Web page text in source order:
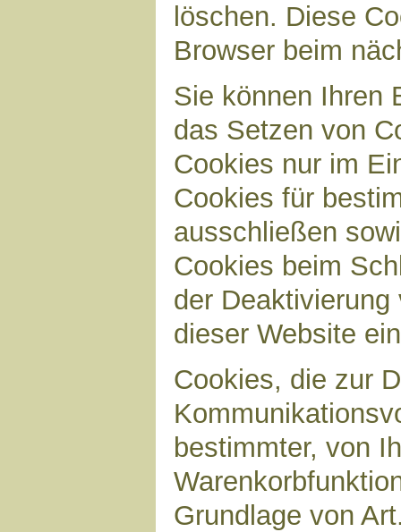
löschen. Diese
Browser beim
Sie können Ihren
das Setzen von
Cookies nur im
Cookies für
ausschließen
Cookies beim
der
dieser Website
Cookies, die zur
bestimmter, von
Grundlage von